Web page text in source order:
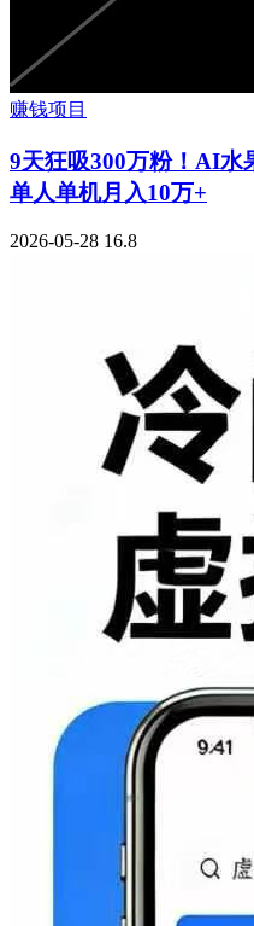
赚钱项目
9天狂吸300万粉！AI水
单人单机月入10万+
2026-05-28 16.8